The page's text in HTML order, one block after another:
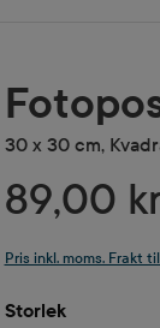
30 x 30 cm,
89,00
Pris inkl. moms. Frakt
Välj
Storlek